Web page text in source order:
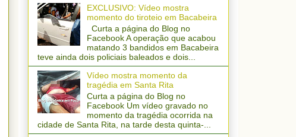
EXCLUSIVO: Vídeo mostra
momento do tiroteio em Bacabeira
Curta a página do Blog no
Facebook A operação que acabou
matando 3 bandidos em Bacabeira
teve ainda dois policiais baleados e dois...
Vídeo mostra momento da
tragédia em Santa Rita
Curta a página do Blog no
Facebook Um vídeo gravado no
momento da tragédia ocorrida na
cidade de Santa Rita, na tarde desta quinta-...